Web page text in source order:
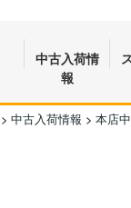
中古入荷情
報
> 中古入荷情報 > 本店